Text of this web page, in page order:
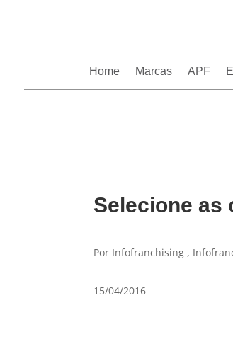
Home Marcas APF
Selecione as
Por Infofranchising ,
15/04/2016